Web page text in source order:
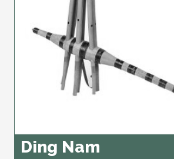
Ding Nam